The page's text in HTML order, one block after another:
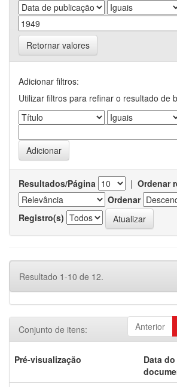
Retornar valores
Adicionar filtros:
Utilizar filtros para refinar o resultado de
Resultados/Página | Ordenar
Ordenar
Registro(s)
Resultado 1-10 de 12.
Anterior
Conjunto de itens:
Pré-visualização
Data do